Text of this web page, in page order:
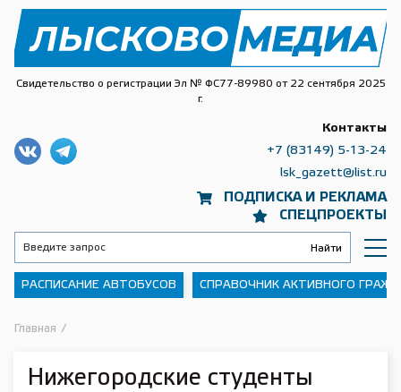
Свидетельство о регистрации Эл № ФС77-89980 от 22 сентября 2025
г.
ПОДПИСКА И РЕКЛАМА
СПЕЦПРОЕКТЫ
Контакты
+7 (83149) 5-13-24
lsk_gazett@list.ru
РАСПИСАНИЕ АВТОБУСОВ СПРАВОЧНИК АКТИВНОГО
Главная /
Нижегородские студенты